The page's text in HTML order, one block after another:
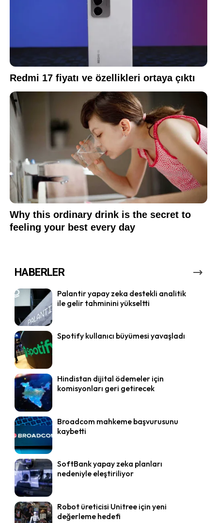
HABERLER
Palantir yapay zeka destekli analitik
ile gelir tahminini yükseltti
Spotify kullanıcı büyümesi yavaşladı
Hindistan dijital ödemeler için
komisyonları geri getirecek
Broadcom mahkeme başvurusunu
kaybetti
SoftBank yapay zeka planları
nedeniyle eleştiriliyor
Robot üreticisi Unitree için yeni
değerleme hedefi